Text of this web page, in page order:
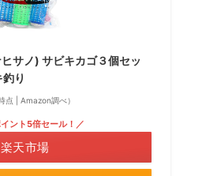
サノ) サビキカゴ３個セッ
り
点 | Amazon調べ）
ント5倍セール！／
楽天市場